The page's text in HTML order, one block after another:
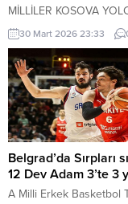
MİLLİLER KOSOVA
DÜNYA KUPASI PLAY-
FİNALİNDE KRİTİK
Milli Futbol Takımı, 24
Kupası hasretine son
son viraja girdi. Yarı
Romanya’yı deviren
Çocuklar”, play-off
Kosova ile deplasmanda
karşıya gelecek.
2026 FIFA Dünya
kader anı geldi çattı.
30 Mart 2026 23:33
Belgrad’da Sırpları
12 Dev Adam 3’te 3
A Milli Erkek Basketbol